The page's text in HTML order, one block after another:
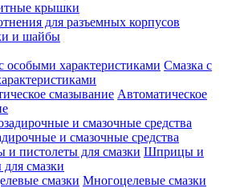
крышки
для разъемных корпусов
и шайбы
Смазка с
Автоматическое
и смазочные средства
Шприцы и
смазки
Многоцелевые смазки